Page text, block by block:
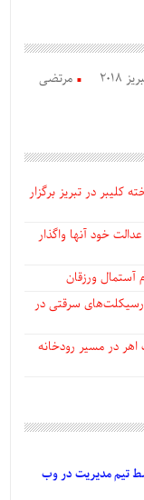
۲۰۱۸
مرتضی
در تبریز برگزار
خود آنها واگذار
ورزقان
سرقتی در
در مسیر رودخانه
تیم مدیریت در وب